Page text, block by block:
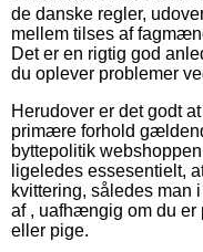
de danske regler,
mellem tilses af
Det er en rigtig god
du oplever problemer
Herudover er det godt
primære forhold
byttepolitik
ligeledes essesentielt,
kvittering, således man
af , uafhængig om du er
eller pige.